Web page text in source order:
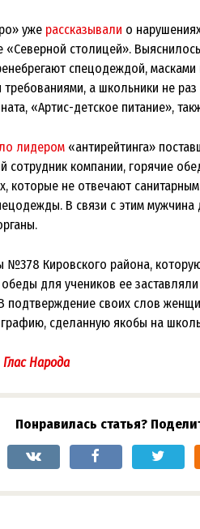
уже рассказывали о
столицей».
спецодеждой, масками
требованиями, а школьники не
«Артис-детское питание»,
лидером «антирейтинга»
сотрудник компании, горячие
которые не отвечают
В связи с этим мужчина
Кировского района,
для учеников ее
подтверждение своих слов
сделанную якобы на
Глас Народа
Понравилась статья?